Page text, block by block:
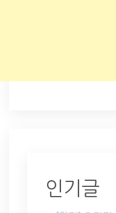
인기글